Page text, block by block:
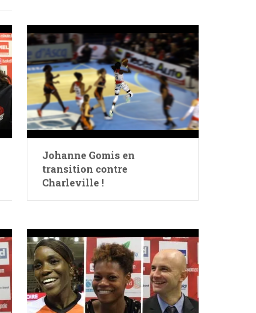
Johanne Gomis en
transition contre
Charleville !